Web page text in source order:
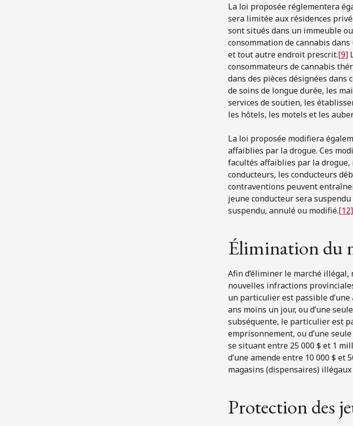
La loi proposée réglementera
sera limitée aux résidences
sont situés dans un immeuble
consommation de cannabis
et tout autre endroit prescrit.[9]
consommateurs de cannabis
dans des pièces désignées
de soins de longue durée, les
services de soutien, les
les hôtels, les motels et les
La loi proposée modifiera
affaiblies par la drogue. Ces
facultés affaiblies par la
conducteurs, les conducteurs
contraventions peuvent
jeune conducteur sera
suspendu, annulé ou modifié.[12]
Élimination du
Afin d’éliminer le marché
nouvelles infractions
un particulier est passible d’une
ans moins un jour, ou d’une
subséquente, le particulier est
emprisonnement, ou d’une
se situant entre 25 000 $ et 1
d’une amende entre 10 000 $ et
magasins (dispensaires)
Protection des